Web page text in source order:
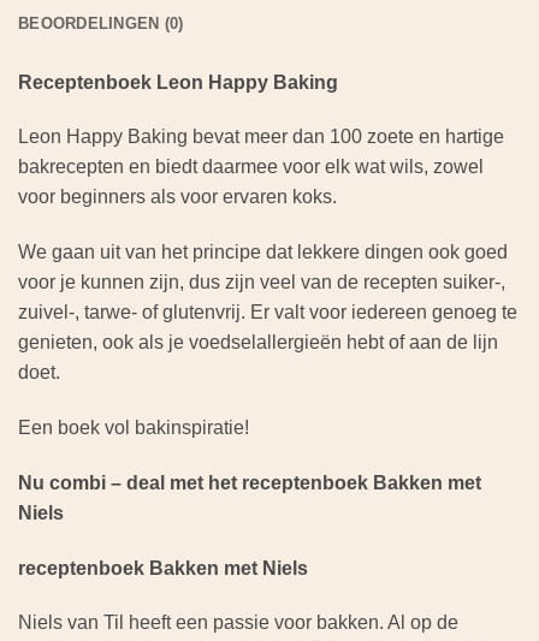
BEOORDELINGEN (0)
Receptenboek Leon Happy Baking
Leon Happy Baking bevat meer dan 100 zoete en hartige
bakrecepten en biedt daarmee voor elk wat wils, zowel
voor beginners als voor ervaren koks.
We gaan uit van het principe dat lekkere dingen ook goed
voor je kunnen zijn, dus zijn veel van de recepten suiker-,
zuivel-, tarwe- of glutenvrij. Er valt voor iedereen genoeg te
genieten, ook als je voedselallergieën hebt of aan de lijn
doet.
Een boek vol bakinspiratie!
Nu combi – deal met het receptenboek Bakken met
Niels
receptenboek Bakken met Niels
Niels van Til heeft een passie voor bakken. Al op de